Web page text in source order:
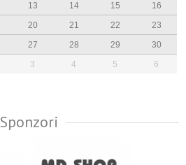
13 14 15
16
20 21 22
23
27 28 29
30
3 4 5 6
Sponzori